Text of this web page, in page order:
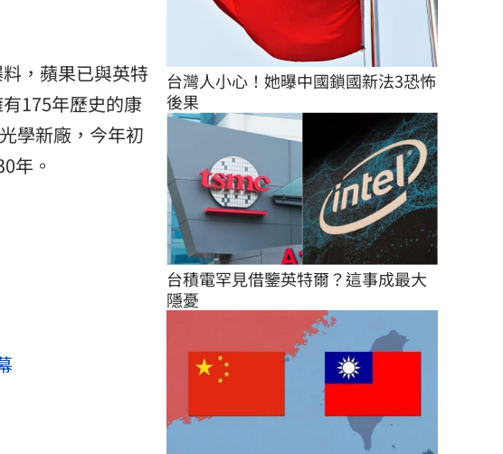
，蘋果已與英特
175年歷史的康
學新廠，今年初
年。
台灣人小心！她曝中國鎖國新法3恐怖
後果
台積電罕見借鑒英特爾？這事成最大
隱憂